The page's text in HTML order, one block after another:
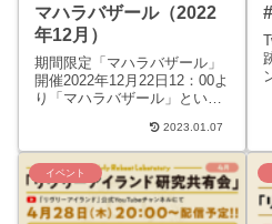
マハラバザール（2022
年12月）
期間限定「マハラバザール」
開催2022年12月22日12：00よ
り「マハラバザール」という
ます。今回で２回目の開催で
す。店じまいするま...
2023.01.07
イベント